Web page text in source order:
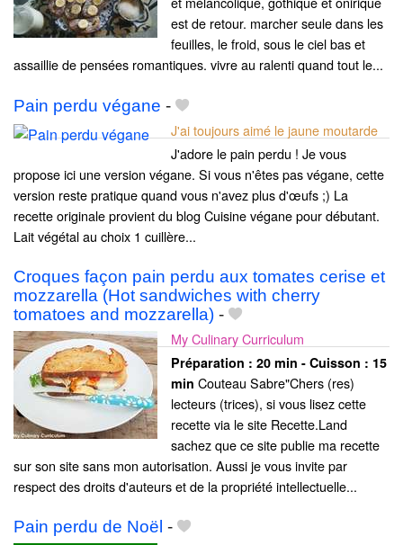
est de retour. marcher seule dans les
feuilles, le froid, sous le ciel bas et
assaillie de pensées romantiques. vivre au ralenti quand tout le...
Pain perdu végane -
J'ai toujours aimé le jaune moutarde
J'adore le pain perdu ! Je vous
propose ici une version végane. Si vous n'êtes pas végane, cette
version reste pratique quand vous n'avez plus d'œufs ;) La
recette originale provient du blog Cuisine végane pour débutant.
Lait végétal au choix 1 cuillère...
Croques façon pain perdu aux tomates cerise et
mozzarella (Hot sandwiches with cherry
tomatoes and mozzarella) -
My Culinary Curriculum
Préparation : 20 min - Cuisson : 15
min Couteau Sabre"Chers (res)
lecteurs (trices), si vous lisez cette
recette via le site Recette.Land
sachez que ce site publie ma recette
sur son site sans mon autorisation. Aussi je vous invite par
respect des droits d'auteurs et de la propriété intellectuelle...
Pain perdu de Noël -